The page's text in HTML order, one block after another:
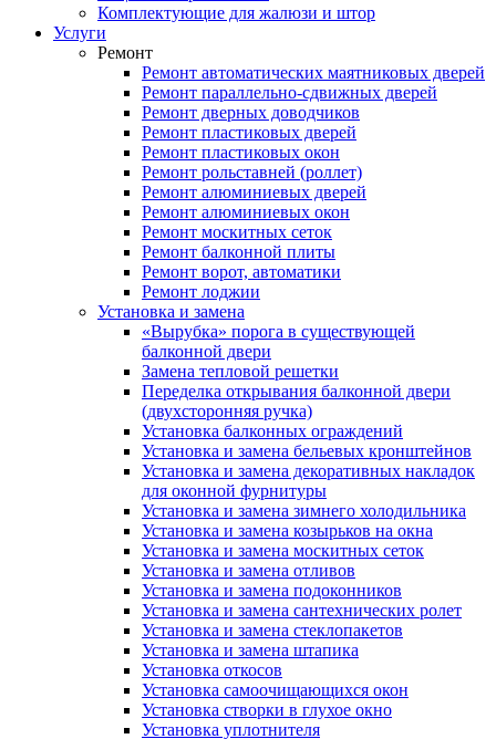
Комплектующие для жалюзи и штор
Услуги
Ремонт
Ремонт автоматических маятниковых дверей
Ремонт параллельно-сдвижных дверей
Ремонт дверных доводчиков
Ремонт пластиковых дверей
Ремонт пластиковых окон
Ремонт рольставней (роллет)
Ремонт алюминиевых дверей
Ремонт алюминиевых окон
Ремонт москитных сеток
Ремонт балконной плиты
Ремонт ворот, автоматики
Ремонт лоджии
Установка и замена
«Вырубка» порога в существующей
балконной двери
Замена тепловой решетки
Переделка открывания балконной двери
(двухсторонняя ручка)
Установка балконных ограждений
Установка и замена бельевых кронштейнов
Установка и замена декоративных накладок
для оконной фурнитуры
Установка и замена зимнего холодильника
Установка и замена козырьков на окна
Установка и замена москитных сеток
Установка и замена отливов
Установка и замена подоконников
Установка и замена сантехнических ролет
Установка и замена стеклопакетов
Установка и замена штапика
Установка откосов
Установка самоочищающихся окон
Установка створки в глухое окно
Установка уплотнителя